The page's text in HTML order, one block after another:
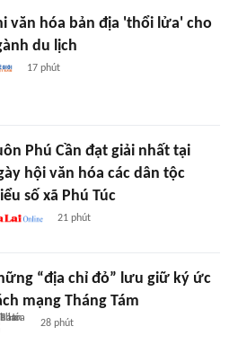
văn hóa bản địa 'thổi lửa' cho
du lịch
17 phút
Phú Cần đạt giải nhất tại
hội văn hóa các dân tộc
số xã Phú Túc
21 phút
“địa chỉ đỏ” lưu giữ ký ức
mạng Tháng Tám
28 phút